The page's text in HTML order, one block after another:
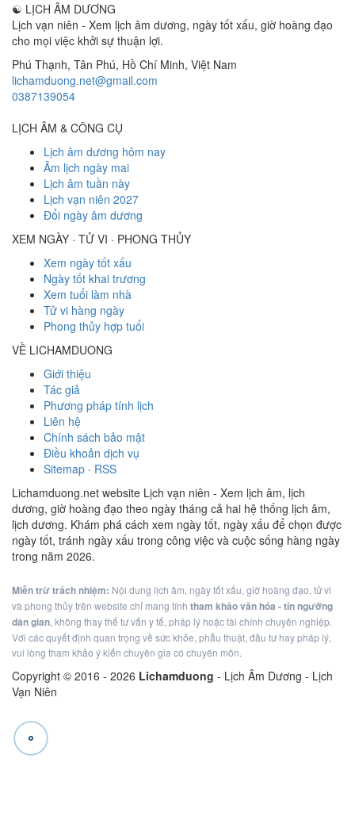
☯ LỊCH ÂM DƯƠNG
Lịch vạn niên - Xem lịch âm dương, ngày tốt xấu, giờ hoàng đạo
cho mọi việc khởi sự thuận lợi.
Phú Thạnh, Tân Phú, Hồ Chí Minh, Việt Nam
lichamduong.net@gmail.com
0387139054
LỊCH ÂM & CÔNG CỤ
Lịch âm dương hôm nay
Âm lịch ngày mai
Lịch âm tuần này
Lịch vạn niên 2027
Đổi ngày âm dương
XEM NGÀY · TỬ VI · PHONG THỦY
Xem ngày tốt xấu
Ngày tốt khai trương
Xem tuổi làm nhà
Tử vi hàng ngày
Phong thủy hợp tuổi
VỀ LICHAMDUONG
Giới thiệu
Tác giả
Phương pháp tính lịch
Liên hệ
Chính sách bảo mật
Điều khoản dịch vụ
Sitemap · RSS
Lichamduong.net website Lịch vạn niên - Xem lịch âm, lịch
dương, giờ hoàng đạo theo ngày tháng cả hai hệ thống lịch âm,
lịch dương. Khám phá cách xem ngày tốt, ngày xấu để chọn được
ngày tốt, tránh ngày xấu trong công việc và cuộc sống hàng ngày
trong năm 2026.
Miễn trừ trách nhiệm: Nội dung lịch âm, ngày tốt xấu, giờ hoàng đạo, tử vi
và phong thủy trên website chỉ mang tính tham khảo văn hóa - tín ngưỡng
dân gian, không thay thế tư vấn y tế, pháp lý hoặc tài chính chuyên nghiệp.
Với các quyết định quan trọng về sức khỏe, phẫu thuật, đầu tư hay pháp lý,
vui lòng tham khảo ý kiến chuyên gia có chuyên môn.
Copyright © 2016 - 2026 Lichamduong - Lịch Âm Dương - Lịch
Vạn Niên